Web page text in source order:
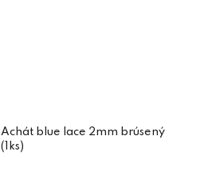
Achát blue lace 2mm brúsený
(1ks)